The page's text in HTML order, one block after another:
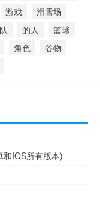
游戏
滑雪场
的人
篮球
角色
谷物
IOS所有版本)